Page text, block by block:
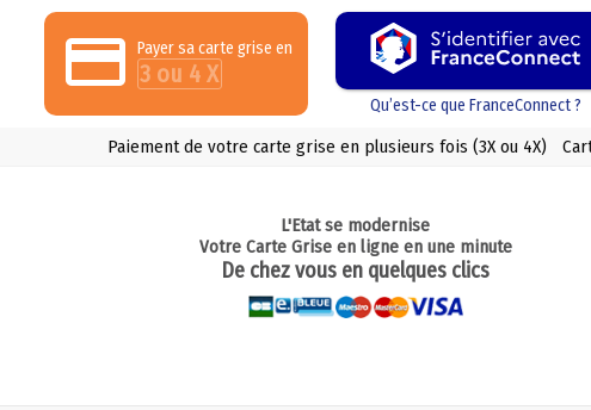
Payer sa carte grise en
3 ou 4 X
Qu’est-ce que FranceConnect ?
Paiement de votre carte grise en plusieurs fois (3X ou 4X)
L'Etat se modernise
Votre Carte Grise en ligne en une minute
De chez vous en quelques clics